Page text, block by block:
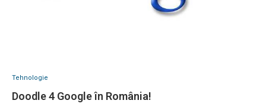
Tehnologie
Doodle 4 Google în România!